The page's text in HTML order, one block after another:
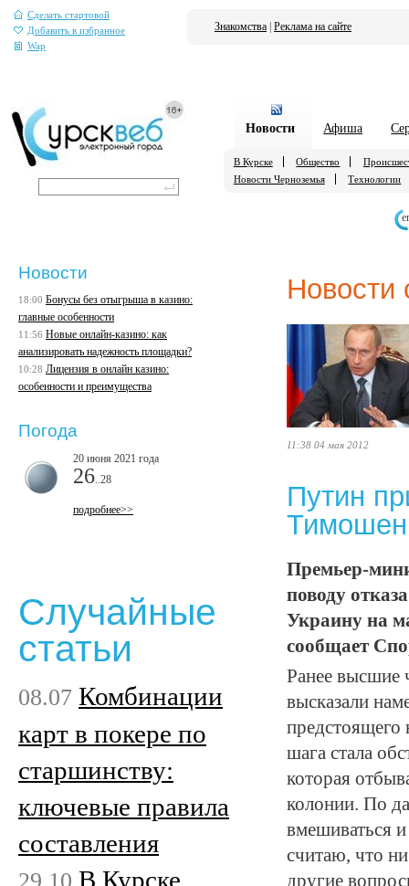
Сделать стартовой
Добавить в избранное
Wap
Знакомства Реклама на сайте
Новости Афиша
В Курске Общество
Новости Черноземья
Технологии
Новости
11:38 04 мая 2012
Путин
Премьер-
поводу
Украину на
сообщает
Ранее высшие
высказали
предстоящего
шага стала
которая
колонии. По
вмешиваться
считаю, что
другие
Новости
18:00 Бонусы без отыгрыша в казино:
главные особенности
11:56 Новые онлайн-казино: как
анализировать надежность площадки?
10:28 Лицензия в онлайн казино:
особенности и преимущества
Погода
20 июня 2021 года
26 ..28
подробнее>>
Случайные
статьи
08.07 Комбинации
карт в покере по
старшинству:
ключевые правила
составления
29.10 В Курске